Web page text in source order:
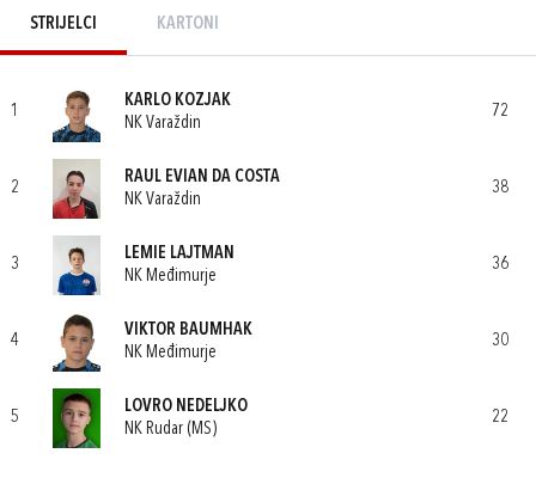
STRIJELCI KARTONI
1
KARLO KOZJAK
NK Varaždin
72
2
RAUL EVIAN DA COSTA
NK Varaždin
38
3
LEMIE LAJTMAN
NK Međimurje
36
4
VIKTOR BAUMHAK
NK Međimurje
30
5
LOVRO NEDELJKO
NK Rudar (MS)
22